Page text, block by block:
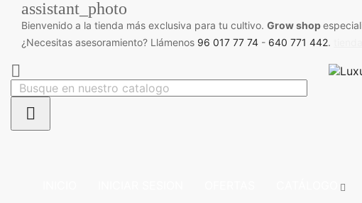
assistant_photo
Bienvenido a la tienda más exclusiva para tu cultivo. Grow shop
¿Necesitas asesoramiento? Llámenos 96 017 77 74 - 640 771 442.

